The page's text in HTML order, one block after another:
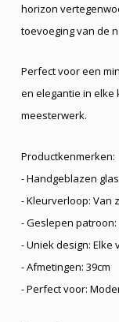
horizon
toevoeging van de
Perfect voor een
en elegantie in elke
meesterwerk.
Productkenmerken:
- Handgeblazen
- Kleurverloop: Van
- Geslepen
- Uniek design: Elke
- Afmetingen: 39cm
- Perfect voor: